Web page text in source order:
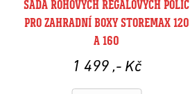
SADA ROHOVÝCH REGÁLOVÝCH POLIC
PRO ZAHRADNÍ BOXY STOREMAX 120
A 160
1 499 ,- Kč